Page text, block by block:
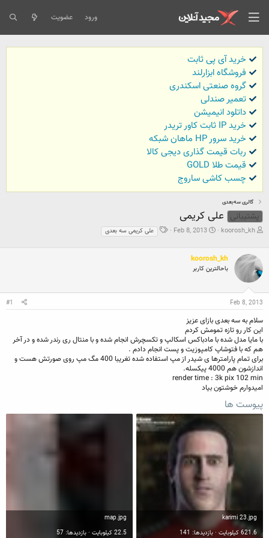
ورود عضویت
خرید آی پی ثابت
فروشگاه ابزارلند
گروه صنعتی اسکندری
تعمیر صندلی
داتلود انیمیشن
خرید IP ثابت کاور تریدر
خرید سرور HP ماهان شبکه
ربات قیمت گذاری دیجی کالا
قیمت طلا GOLD
چسب کاشی ساروج
گالری سه‌بعدی
پشتیبانی علی کریمی
ش
ع
ک
ن
ن
د
ه
و
ض
و
ع
koorosh_kh
ت
ی
خ
ش
و
Feb 8, 2013
ب علی کریمی سه بعدی
koorosh_kh
باحالترین کاربر
Feb 8, 2013
#1
سلام به سه بعدی بازای عزیز
این کار رو تازه تمومش کردم
با مایا مدل شده با مادباکس اسکالپ و تکسچرش انجام شده و با منتال ری رندر شده و در آخر
هم که با فتوشاپ کامپوزیت و پست انجام دادم .
برای تمام پارامترها ی شیدر از مپ استفاده شده تغریبا 400 مگ مپ روی صورتش هست و
اندازشون هم 4000 پیکسله.
render time : 3k pix 102 min
امیدوارم خوشتون بیاد
پیوست ها
karimi 23.jpg
621.6 کیلوبایت · بازدیدها: 141
map.jpg
22.5 کیلوبایت · بازدیدها: 57